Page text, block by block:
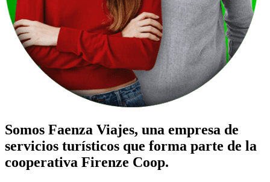
Somos Faenza Viajes, una empresa de
servicios turísticos que forma parte de la
cooperativa Firenze Coop.